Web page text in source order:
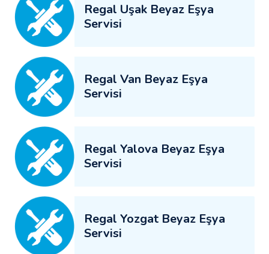
Regal Uşak Beyaz Eşya
Servisi
Regal Van Beyaz Eşya
Servisi
Regal Yalova Beyaz Eşya
Servisi
Regal Yozgat Beyaz Eşya
Servisi